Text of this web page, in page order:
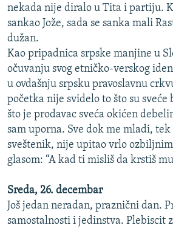
nekada nije diralo u Tita i partiju.
sankao Jože, sada se sanka mali
dužan.
Kao pripadnica srpske manjine u
očuvanju svog etničko-verskog
u ovdašnju srpsku pravoslavnu
početka nije svidelo to što su sveće
što je prodavac sveća okićen
sam uporna. Sve dok me mladi,
sveštenik, nije upitao vrlo
glasom: “A kad ti misliš da krstiš
Sreda, 26. decembar
Još jedan neradan, praznični dan.
samostalnosti i jedinstva. Plebiscit